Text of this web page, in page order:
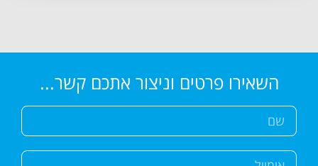
השאירו פרטים וניצור אתכם קשר...